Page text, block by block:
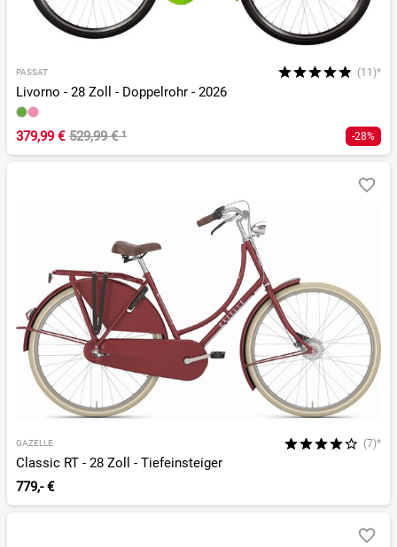
PASSAT (11)*
Livorno - 28 Zoll - Doppelrohr - 2026
379,99 € 529,99 €¹ -28%
GAZELLE (7)*
Classic RT - 28 Zoll - Tiefeinsteiger
779,- €